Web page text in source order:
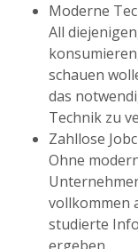
Moderne
All
schauen
das
Technik zu
Zahllose
Ohne
vollkommen
studierte